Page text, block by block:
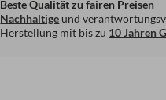
Beste Qualität zu fairen Preisen
Nachhaltige und
Herstellung mit bis zu 10 Jahren